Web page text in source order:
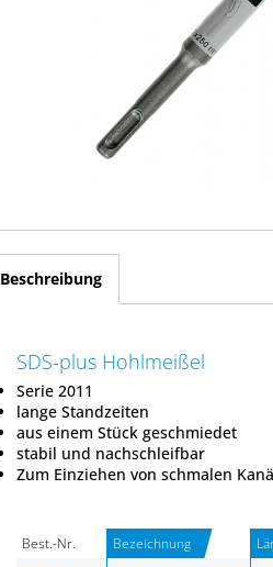
Beschreibung
SDS-plus Hohlmeißel
Serie 2011
lange Standzeiten
aus einem Stück geschmiedet
stabil und nachschleifbar
Zum Einziehen von schmalen
Best.-Nr. Bezeichnung